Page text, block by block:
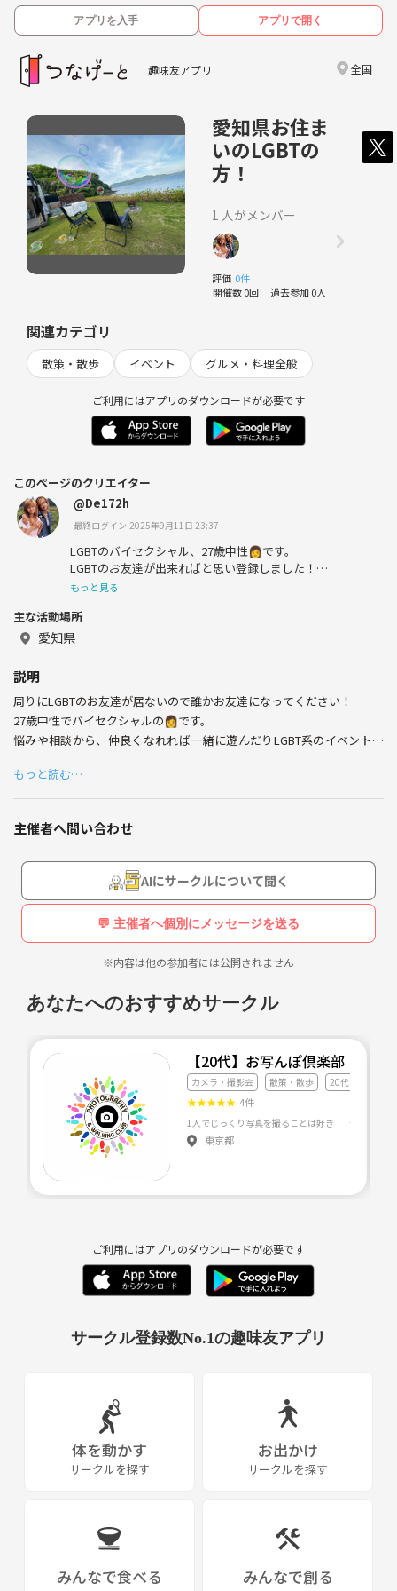
アプリを入手 アプリで開く
趣味友アプリ 全国
愛知県お住ま
いのLGBTの
方！
1 人がメンバー
評価 0件
開催数 0回 過去参加 0人
関連カテゴリ
散策・散歩 イベント グルメ・料理全般
ご利用にはアプリのダウンロードが必要です
このページのクリエイター
@De172h
最終ログイン:2025年9月11日 23:37
LGBTのバイセクシャル、27歳中性👩です。
LGBTのお友達が出来ればと思い登録しました！
どなどです！
もっと見る
主な活動場所
愛知県
説明
周りにLGBTのお友達が居ないので誰かお友達になってください！
27歳中性でバイセクシャルの👩です。
悩みや相談から、仲良くなれれば一緒に遊んだりLGBT系のイベントや
もっと読む…
主催者へ問い合わせ
AIにサークルについて聞く
💬 主催者へ個別にメッセージを送る
※内容は他の参加者には公開されません
あなたへのおすすめサークル
【20代】お写んぽ倶楽部
カメラ・撮影会 散策・散歩 20代友達づくり
★★★★★ 4件
東京都
ご利用にはアプリのダウンロードが必要です
サークル登録数No.1の趣味友アプリ
体を動かす
サークルを探す
お出かけ
サークルを探す
みんなで食べる みんなで創る